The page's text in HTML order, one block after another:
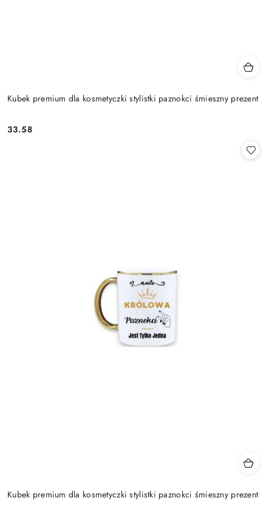
Kubek premium dla kosmetyczki stylistki paznokci śmieszny prezent
Cena:
33.58
Kubek premium dla kosmetyczki stylistki paznokci śmieszny prezent